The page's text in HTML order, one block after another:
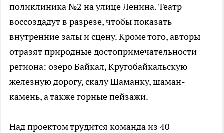
поликлиника №2 на улице Ленина. Театр
воссоздадут в разрезе, чтобы показать
внутренние залы и сцену. Кроме того, авторы
отразят природные достопримечательности
региона: озеро Байкал, Кругобайкальскую
железную дорогу, скалу Шаманку, шаман-
камень, а также горные пейзажи.
Над проектом трудится команда из 40